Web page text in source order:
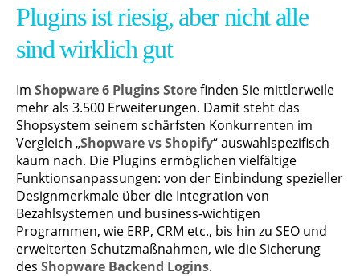
Plugins ist riesig, aber nicht alle
sind wirklich gut
Im Shopware 6 Plugins Storefinden Sie mittlerweile
mehr als 3.500 Erweiterungen. Damit steht das
Shopsystem seinem schärfsten Konkurrenten im
Vergleich „Shopware vs Shopify“ auswahlspezifisch
kaum nach. Die Plugins ermöglichen vielfältige
Funktionsanpassungen: von der Einbindung spezieller
Designmerkmale über die Integration von
Bezahlsystemen und business-wichtigen
Programmen, wie ERP, CRM etc., bis hin zu SEO und
erweiterten Schutzmaßnahmen, wie die Sicherung
des Shopware Backend Logins.